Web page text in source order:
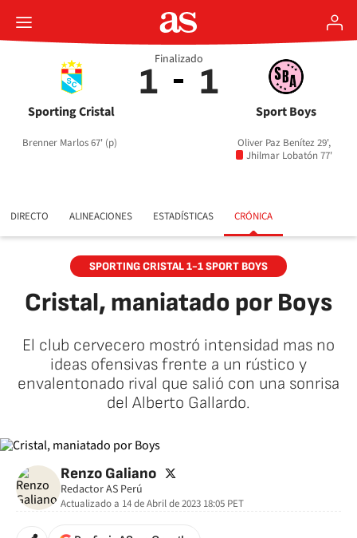
Sporting Cristal
1
Brenner Marlos 67' (p)
Sport Boys
1
Oliver Paz Benítez 29',
Jhilmar Lobatón 77'
Finalizado
DIRECTO ALINEACIONES ESTADÍSTICAS CRÓNICA
SPORTING CRISTAL 1-1 SPORT BOYS
Cristal, maniatado por Boys
El club cervecero mostró intensidad mas no
ideas ofensivas frente a un rústico y
envalentonado rival que salió con una sonrisa
del Alberto Gallardo.
Renzo Galiano twitter
Redactor AS Perú
Actualizado a 14 de Abril de 2023 18:05 PET